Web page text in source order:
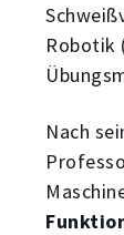
Robotik
Nach